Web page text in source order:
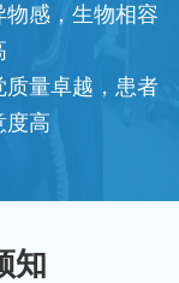
物感，生物相容
质量卓越，患者
度高
知